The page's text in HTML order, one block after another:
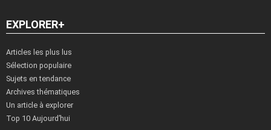
EXPLORER+
Articles les plus lus
Sélection populaire
Sujets en tendance
Archives thématiques
Un article à explorer
Top 10 Aujourd’hui